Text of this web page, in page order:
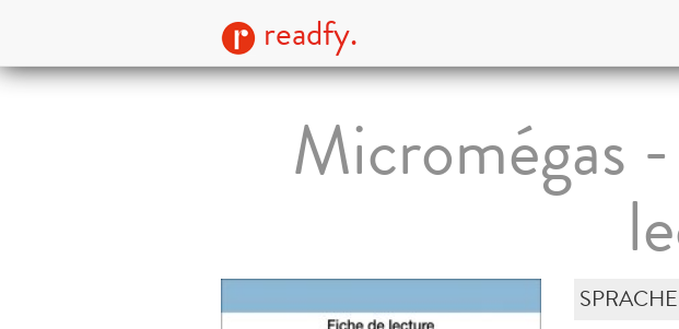
readfy.
Micromégas